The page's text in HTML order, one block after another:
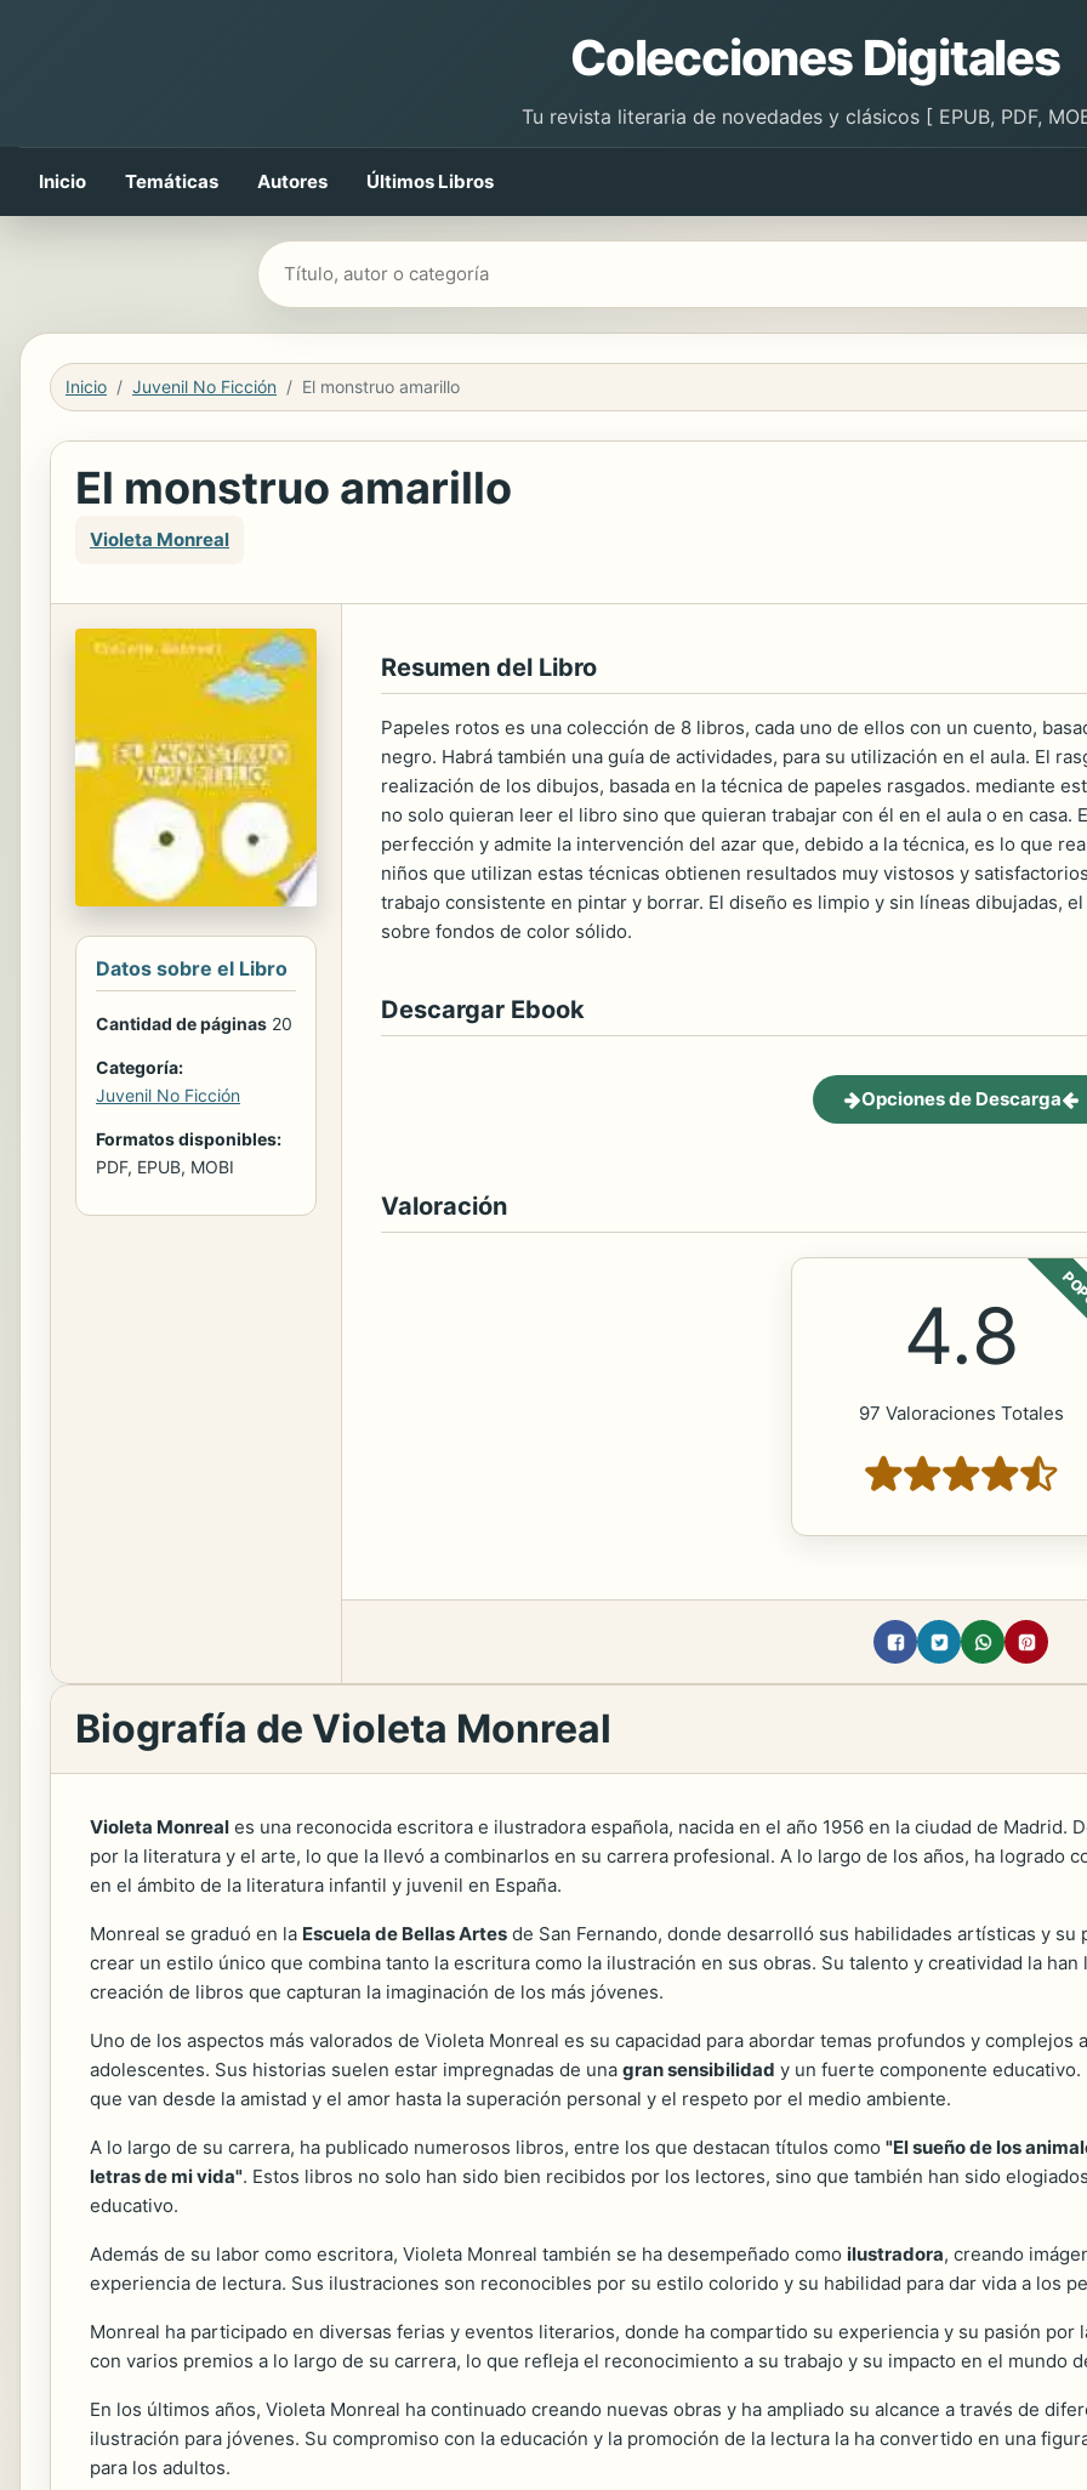
Colecciones Digitales
Tu revista literaria de novedades y clásicos [ EPUB, PDF,
Inicio Temáticas Autores Últimos Libros
Buscar libros
Inicio Juvenil No Ficción El monstruo amarillo
El monstruo amarillo
Violeta Monreal
Datos sobre el Libro
Cantidad de páginas 20
Categoría:
Juvenil No Ficción
Formatos disponibles:
PDF, EPUB, MOBI
Resumen del Libro
Papeles rotos es una colección de 8 libros, cada uno de ellos con un cuento,
negro. Habrá también una guía de actividades, para su utilización en el aula. El
realización de los dibujos, basada en la técnica de papeles rasgados. mediante
no solo quieran leer el libro sino que quieran trabajar con él en el aula o en casa.
perfección y admite la intervención del azar que, debido a la técnica, es lo que
niños que utilizan estas técnicas obtienen resultados muy vistosos y
trabajo consistente en pintar y borrar. El diseño es limpio y sin líneas dibujadas,
sobre fondos de color sólido.
Descargar Ebook
Opciones de Descarga
Valoración
4.8
97 Valoraciones Totales
Biografía de Violeta Monreal
Violeta Monreal es una reconocida escritora e ilustradora española, nacida en el año 1956 en la ciudad de Madrid.
por la literatura y el arte, lo que la llevó a combinarlos en su carrera profesional. A lo largo de los años, ha logrado
en el ámbito de la literatura infantil y juvenil en España.
Monreal se graduó en la Escuela de Bellas Artes de San Fernando, donde desarrolló sus habilidades artísticas y
crear un estilo único que combina tanto la escritura como la ilustración en sus obras. Su talento y creatividad la
creación de libros que capturan la imaginación de los más jóvenes.
Uno de los aspectos más valorados de Violeta Monreal es su capacidad para abordar temas profundos y
adolescentes. Sus historias suelen estar impregnadas de una gran sensibilidad y un fuerte componente
que van desde la amistad y el amor hasta la superación personal y el respeto por el medio ambiente.
A lo largo de su carrera, ha publicado numerosos libros, entre los que destacan títulos como "El sueño de los
letras de mi vida". Estos libros no solo han sido bien recibidos por los lectores, sino que también han sido
educativo.
Además de su labor como escritora, Violeta Monreal también se ha desempeñado como ilustradora, creando
experiencia de lectura. Sus ilustraciones son reconocibles por su estilo colorido y su habilidad para dar vida a los
Monreal ha participado en diversas ferias y eventos literarios, donde ha compartido su experiencia y su pasión por
con varios premios a lo largo de su carrera, lo que refleja el reconocimiento a su trabajo y su impacto en el mundo
En los últimos años, Violeta Monreal ha continuado creando nuevas obras y ha ampliado su alcance a través de
ilustración para jóvenes. Su compromiso con la educación y la promoción de la lectura la ha convertido en una
para los adultos.